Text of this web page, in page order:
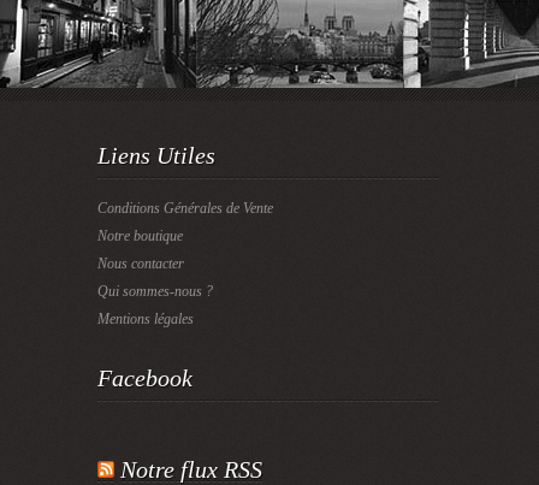
Liens Utiles
Conditions Générales de Vente
Notre boutique
Nous contacter
Qui sommes-nous ?
Mentions légales
Facebook
Notre flux RSS